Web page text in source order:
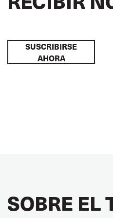
SUSCRIBIRSE
AHORA
SOBRE EL